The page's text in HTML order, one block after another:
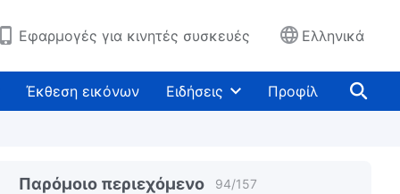
Εφαρμογές για κινητές συσκευές Ελληνικά
Έκθεση εικόνων Ειδήσεις Προφίλ
Παρόμοιο περιεχόμενο 94/157
13:32
της διαχείρισης της
ανθρωπότητας»
τίποτα, δεν είναι θηρία;»